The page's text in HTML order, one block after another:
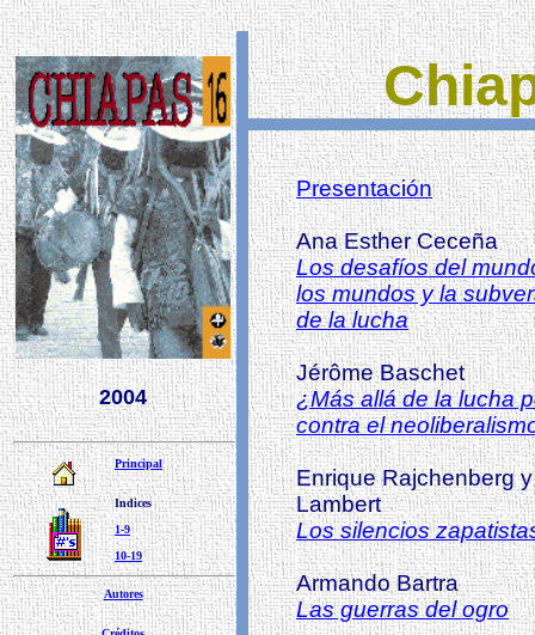
2004
Principal
Indices
1-9
10-19
Autores
Presentación
Ana Esther Ceceña
Los desafíos del
los mundos y la
de la lucha
Jérôme Baschet
¿Más allá de la lucha
contra el
Enrique Rajchenberg
Lambert
Los silencios
Armando Bartra
Las guerras del ogro